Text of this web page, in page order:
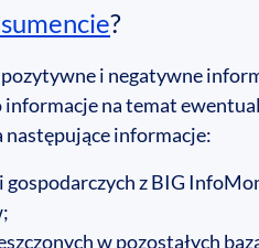
?
i negatywne
na temat
informacje:
z BIG
w pozostałych